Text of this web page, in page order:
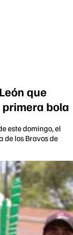
que
primera bola
este domingo, el
de los Bravos de